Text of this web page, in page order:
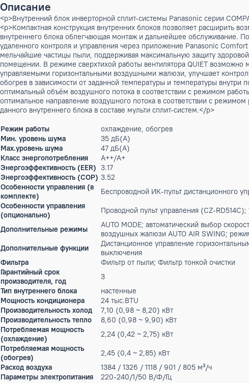
Бренд:
Panasonic
Артикул: X-00012388
103 500 ₽
Под заказ
Описание
<p>Внутренний блок инверторной сплит-системы Panasonic
<p>Компактная конструкция внутренних блоков позволяет
внутреннего блока облегчающая монтаж и дальнейшее
удаленного контроля и управления через приложение
мельчайшие частицы пыли, поддерживая максимальную защиту
помещении. В режиме сверхтихой работы вентилятора QUIET
управляемыми горизонтальными воздушными жалюзи,
обогрев в зависимости от заданной температуры и температуры
оптимальный объём воздушного потока в соответствии с
оптимальное направление воздушного потока в соответствии
данного внутреннего блока в составе мульти сплит-систем.</p>
Режим работы
охлаждение, обогрев
Мин. уровень шума
35 дБ(А)
Max.уровень шума
47 дБ(А)
Класс энергопотребления
A++/A+
Энергоэффективность (EER)
Энергоэффективность (COP) 3.52
Особенности управления (в
комплекте)
Беспроводной ИК-пульт